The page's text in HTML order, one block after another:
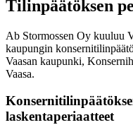
Tilinpäätöksen
Ab Stormossen Oy kuuluu
kaupungin
Vaasan kaupunki,
Vaasa.
laskentaperiaatteet